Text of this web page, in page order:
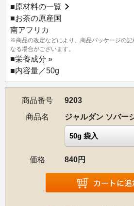
■原材料の一覧
■お茶の原産国
南アフリカ
※商品の改定などにより、商品パッケージの
なる場合がございます。
■栄養成分 »
■内容量／50g
商品番号
9203
商品名
ジャルダン ソバー
価格 840円